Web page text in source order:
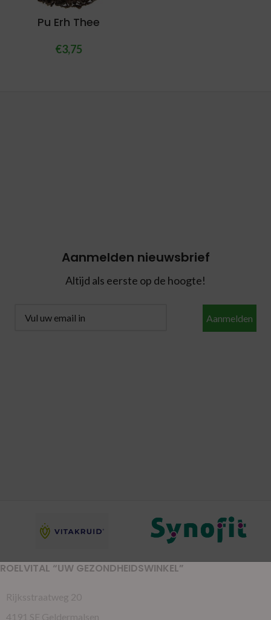
Pu Erh Thee
€3,75
Aanmelden nieuwsbrief
Altijd als eerste op de hoogte!
Aanmelden
ROELVITAL “UW GEZONDHEIDSWINKEL”
Rijksstraatweg 20
4191 SE Geldermalsen